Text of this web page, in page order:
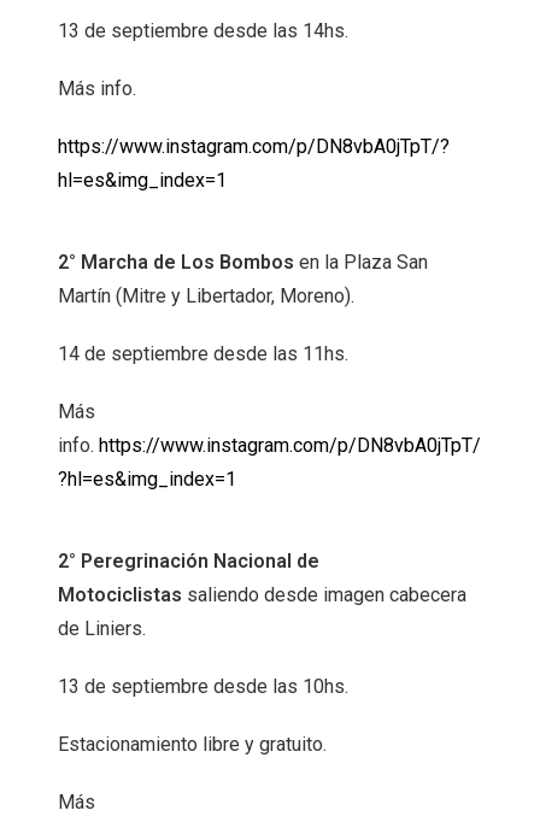
13 de septiembre desde las 14hs.
Más info.
https://www.instagram.com/p/DN8vbA0jTpT/?
hl=es&img_index=1
2° Marcha de Los Bombos en la Plaza San
Martín (Mitre y Libertador, Moreno).
14 de septiembre desde las 11hs.
Más
info. https://www.instagram.com/p/DN8vbA0jTpT/
?hl=es&img_index=1
2° Peregrinación Nacional de
Motociclistas saliendo desde imagen cabecera
de Liniers.
13 de septiembre desde las 10hs.
Estacionamiento libre y gratuito.
Más